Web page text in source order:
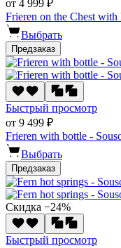
от 4 999 ₽
Frieren on the Chest
Выбрать
Предзаказ
Быстрый просмотр
от 9 499 ₽
Frieren with bottle -
Выбрать
Предзаказ
Скидка −24%
Быстрый просмотр